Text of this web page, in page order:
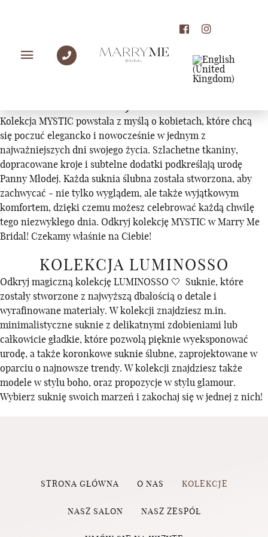
KOLEKCJE
Kolekcja MYSTIC powstała z myślą o kobietach, które chcą
się poczuć elegancko i nowocześnie w jednym z
najważniejszych dni swojego życia. Szlachetne tkaniny,
dopracowane kroje i subtelne dodatki podkreślają urodę
Panny Młodej. Każda suknia ślubna została stworzona, aby
zachwycać - nie tylko wyglądem, ale także wyjątkowym
komfortem, dzięki czemu możesz celebrować każdą chwilę
tego niezwykłego dnia. Odkryj kolekcję MYSTIC w Marry Me
Bridal! Czekamy właśnie na Ciebie!
KOLEKCJA LUMINOSSO
Odkryj magiczną kolekcję LUMINOSSO 🤍 Suknie, które
zostały stworzone z najwyższą dbałością o detale i
wyrafinowane materiały. W kolekcji znajdziesz m.in.
minimalistyczne suknie z delikatnymi zdobieniami lub
całkowicie gładkie, które pozwolą pięknie wyeksponować
urodę, a także koronkowe suknie ślubne, zaprojektowane w
oparciu o najnowsze trendy. W kolekcji znajdziesz także
modele w stylu boho, oraz propozycje w stylu glamour.
Wybierz suknię swoich marzeń i zakochaj się w jednej z nich!
STRONA GŁÓWNA O NAS KOLEKCJE
NASZ SALON NASZ ZESPÓŁ